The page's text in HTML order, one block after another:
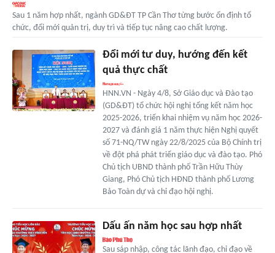
Sau 1 năm hợp nhất, ngành GD&ĐT TP Cần Thơ từng bước ổn định tổ
chức, đổi mới quản trị, duy trì và tiếp tục nâng cao chất lượng.
Đổi mới tư duy, hướng đến kết
quả thực chất
HNN.VN - Ngày 4/8, Sở Giáo dục và Đào tạo
(GD&ĐT) tổ chức hội nghị tổng kết năm học
2025-2026, triển khai nhiệm vụ năm học 2026-
2027 và đánh giá 1 năm thực hiện Nghị quyết
số 71-NQ/TW ngày 22/8/2025 của Bộ Chính trị
về đột phá phát triển giáo dục và đào tạo. Phó
Chủ tịch UBND thành phố Trần Hữu Thùy
Giang, Phó Chủ tịch HĐND thành phố Lương
Bảo Toàn dự và chỉ đạo hội nghị.
Dấu ấn năm học sau hợp nhất
Sau sáp nhập, công tác lãnh đạo, chỉ đạo về